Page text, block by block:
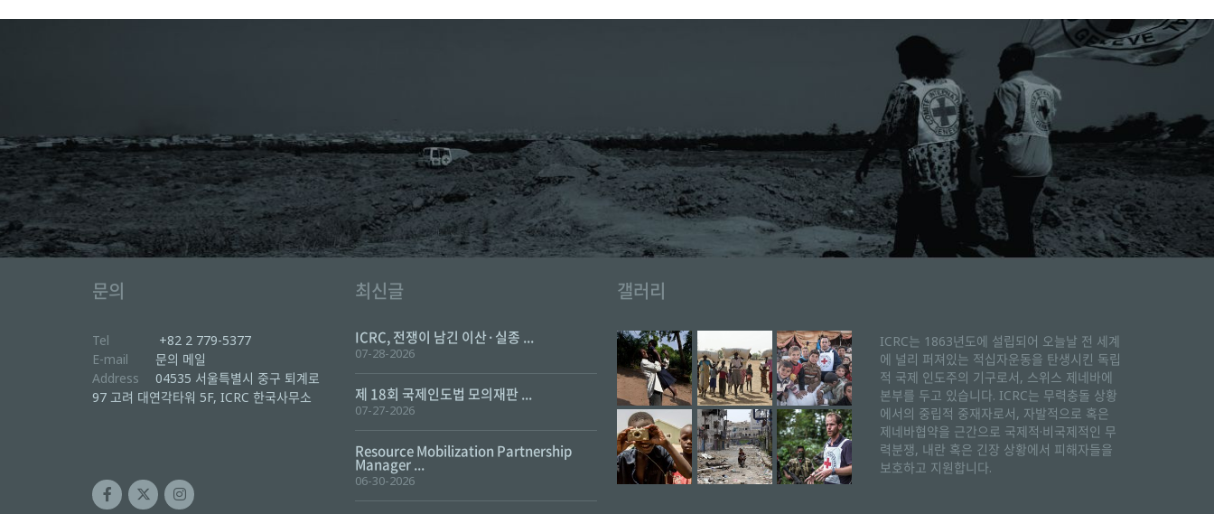
문의
Tel
+82 2 779-5377
E-mail
문의 메일
Address
04535 서울특별시 중구 퇴계로
97 고려 대연각타워 5F, ICRC 한국사무소
최신글
ICRC, 전쟁이 남긴 이산·실종 ...
07-28-2026
제 18회 국제인도법 모의재판 ...
07-27-2026
Resource Mobilization Partnership
Manager ...
06-30-2026
갤러리
ICRC는 1863년도에 설립되어 오늘날 전 세계
에 널리 퍼져있는 적십자운동을 탄생시킨 독립
적 국제 인도주의 기구로서, 스위스 제네바에
본부를 두고 있습니다. ICRC는 무력충돌 상황
에서의 중립적 중재자로서, 자발적으로 혹은
제네바협약을 근간으로 국제적·비국제적인 무
력분쟁, 내란 혹은 긴장 상황에서 피해자들을
보호하고 지원합니다.